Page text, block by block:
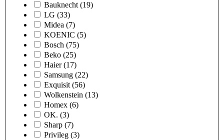
Bauknecht (19)
LG (33)
Midea (7)
KOENIC (5)
Bosch (75)
Beko (25)
Haier (17)
Samsung (22)
Exquisit (56)
Wolkenstein (13)
Homex (6)
OK. (3)
Sharp (7)
Privileg (3)